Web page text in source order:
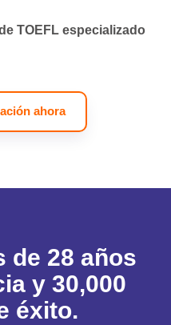
TOEFL especializado
ahora
de 28 años
y 30,000
éxito.